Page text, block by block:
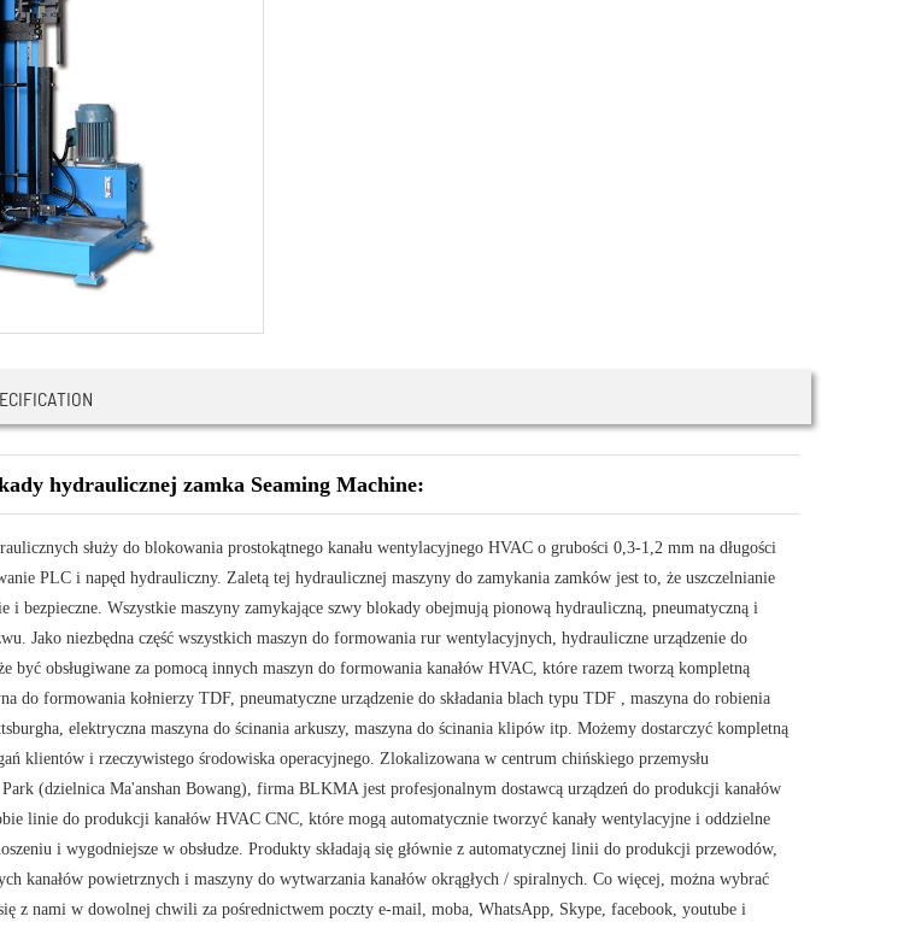
hydraulicznej zamka Seaming Machine:
służy do blokowania prostokątnego kanału wentylacyjnego HVAC o grubości 0,3-1,2 mm na długości
PLC i napęd hydrauliczny. Zaletą tej hydraulicznej maszyny do zamykania zamków jest to, że uszczelnianie
i bezpieczne. Wszystkie maszyny zamykające szwy blokady obejmują pionową hydrauliczną, pneumatyczną i
Jako niezbędna część wszystkich maszyn do formowania rur wentylacyjnych, hydrauliczne urządzenie do
być obsługiwane za pomocą innych maszyn do formowania kanałów HVAC, które razem tworzą kompletną
do formowania kołnierzy TDF, pneumatyczne urządzenie do składania blach typu TDF , maszyna do robienia
elektryczna maszyna do ścinania arkuszy, maszyna do ścinania klipów itp. Możemy dostarczyć kompletną
klientów i rzeczywistego środowiska operacyjnego. Zlokalizowana w centrum chińskiego przemysłu
(dzielnica Ma'anshan Bowang), firma BLKMA jest profesjonalnym dostawcą urządzeń do produkcji kanałów
linie do produkcji kanałów HVAC CNC, które mogą automatycznie tworzyć kanały wentylacyjne i oddzielne
i wygodniejsze w obsłudze. Produkty składają się głównie z automatycznej linii do produkcji przewodów,
kanałów powietrznych i maszyny do wytwarzania kanałów okrągłych / spiralnych. Co więcej, można wybrać
z nami w dowolnej chwili za pośrednictwem poczty e-mail, moba, WhatsApp, Skype, facebook, youtube i